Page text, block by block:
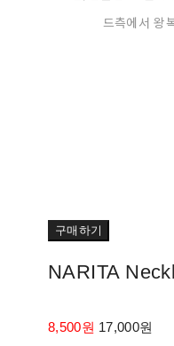
드측에서 왕
구매하기
NARITA
8,500원 17,000원